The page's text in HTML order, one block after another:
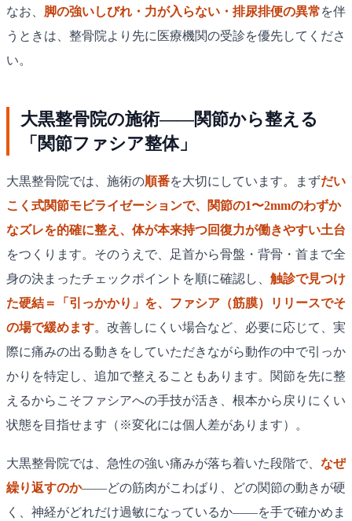
なお、 脚の強いしびれ・力が入らない・排尿排便の異常を伴
うときは、整骨院より先に医療機関の受診を優先してくださ
い。
大黒整骨院の施術——関節から整える
「関節ファシア整体」
大黒整骨院では、施術の順番を大切にしています。まずだい
こく式関節モビライゼーションで、関節の1〜2mmのわずか
なズレを的確に整え、体が本来持つ回復力が働きやすい土台
をつくります。そのうえで、足首から骨盤・背骨・首まで全
身の決まったチェックポイントを順に確認し、 触診で見つけ
た硬結＝「引っかかり」を、ファシア（筋膜）リリースでそ
の場で緩めます。改善しにくい場合など、必要に応じて、実
際に痛みの出る動きをしていただきながら動作の中で引っか
かりを特定し、追加で整えることもあります。関節を先に整
えるからこそファシアへの手技が活き、根本から戻りにくい
状態を目指せます（※変化には個人差があります）。
大黒整骨院では、急性の強い痛みが落ち着いた段階で、 なぜ
繰り返すのか——どの筋肉がこわばり、どの関節の動きが硬
く、神経がどれだけ過敏になっているか——を手で確かめま